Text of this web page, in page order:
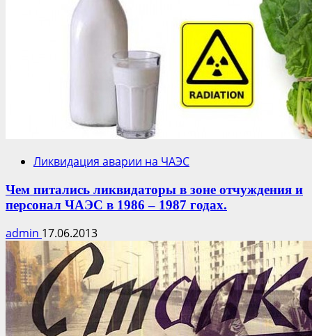
Ликвидация аварии на ЧАЭС
Чем питались ликвидаторы в зоне отчуждения и
персонал ЧАЭС в 1986 – 1987 годах.
admin 17.06.2013